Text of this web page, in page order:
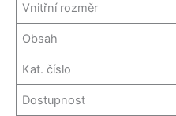
Vnitřní rozměr
Obsah
Kat. číslo
Dostupnost